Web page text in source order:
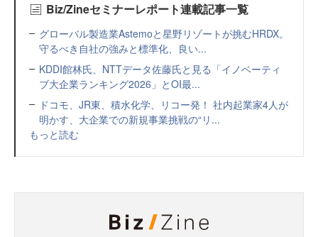
Biz/Zineセミナーレポート連載記事一覧
グローバル製造業Astemoと星野リゾートが挑むHRDX。
守るべき自社の強みと標準化、良い...
KDDI館林氏、NTTデータ佐藤氏と見る「イノベーティ
ブ大企業ランキング2026」とOI最...
ドコモ、JR東、積水化学、リコー発！ 社内起業家4人が
明かす、大企業での新規事業挑戦の“リ...
もっと読む